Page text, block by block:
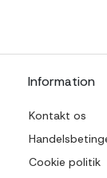
Information
Kontakt os
Cookie politik